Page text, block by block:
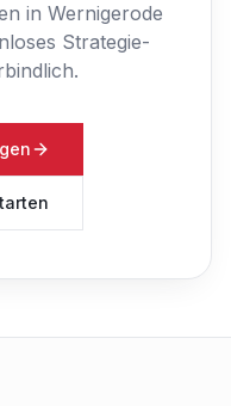
in Wernigerode
Strategie-